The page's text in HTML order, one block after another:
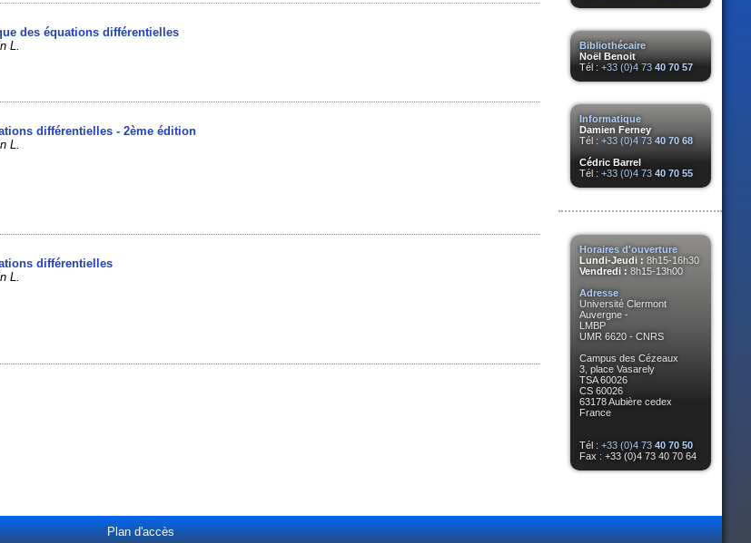
Bibliothécaire
Noël Benoit
Tél : +33 (0)4 73 40 70 57
Informatique
Damien Ferney
Tél : +33 (0)4 73 40 70 68
Cédric Barrel
Tél : +33 (0)4 73 40 70 55
Horaires d'ouverture
Lundi-Jeudi : 8h15-16h30
Vendredi : 8h15-13h00
Adresse
Université Clermont
Auvergne -
LMBP
UMR 6620 - CNRS
Campus des Cézeaux
3, place Vasarely
TSA 60026
CS 60026
63178 Aubière cedex
France
Tél : +33 (0)4 73 40 70 50
Fax : +33 (0)4 73 40 70 64
des équations différentielles
L.
différentielles - 2ème édition
L.
différentielles
L.
Plan d'accès